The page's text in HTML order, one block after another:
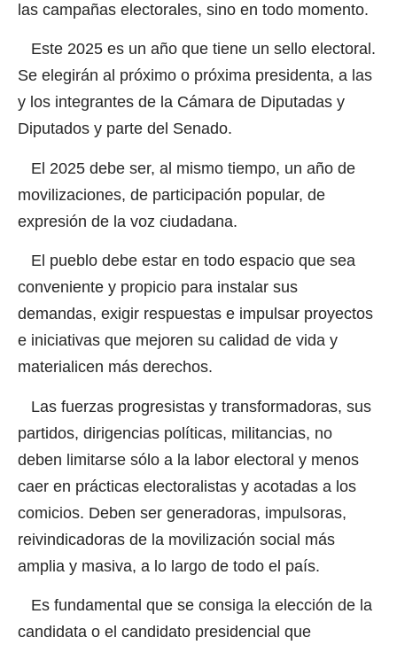
las campañas electorales, sino en todo momento.
Este 2025 es un año que tiene un sello electoral.
Se elegirán al próximo o próxima presidenta, a las
y los integrantes de la Cámara de Diputadas y
Diputados y parte del Senado.
El 2025 debe ser, al mismo tiempo, un año de
movilizaciones, de participación popular, de
expresión de la voz ciudadana.
El pueblo debe estar en todo espacio que sea
conveniente y propicio para instalar sus
demandas, exigir respuestas e impulsar proyectos
e iniciativas que mejoren su calidad de vida y
materialicen más derechos.
Las fuerzas progresistas y transformadoras, sus
partidos, dirigencias políticas, militancias, no
deben limitarse sólo a la labor electoral y menos
caer en prácticas electoralistas y acotadas a los
comicios. Deben ser generadoras, impulsoras,
reivindicadoras de la movilización social más
amplia y masiva, a lo largo de todo el país.
Es fundamental que se consiga la elección de la
candidata o el candidato presidencial que